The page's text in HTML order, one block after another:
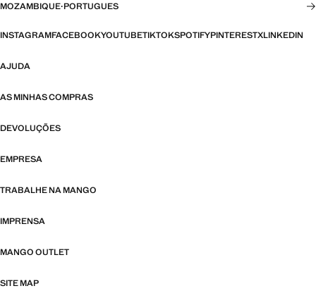
MOZAMBIQUE·PORTUGUES
INSTAGRAMFACEBOOKYOUTUBETIKTOKSPOTIFYPINTERESTXLINKEDIN
AJUDA
AS MINHAS COMPRAS
DEVOLUÇÕES
EMPRESA
TRABALHE NA MANGO
IMPRENSA
MANGO OUTLET
SITE MAP